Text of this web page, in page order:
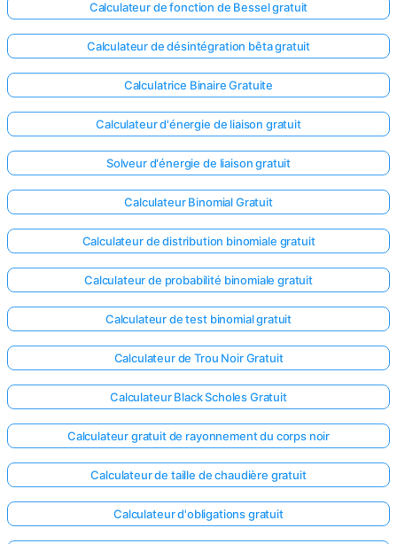
Calculateur de fonction de Bessel gratuit
Calculateur de désintégration bêta gratuit
Calculatrice Binaire Gratuite
Calculateur d'énergie de liaison gratuit
Solveur d'énergie de liaison gratuit
Calculateur Binomial Gratuit
Calculateur de distribution binomiale gratuit
Calculateur de probabilité binomiale gratuit
Calculateur de test binomial gratuit
Calculateur de Trou Noir Gratuit
Calculateur Black Scholes Gratuit
Calculateur gratuit de rayonnement du corps noir
Calculateur de taille de chaudière gratuit
Calculateur d'obligations gratuit